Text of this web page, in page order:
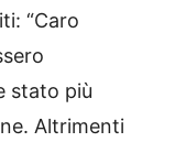
“Caro
stato più
Altrimenti